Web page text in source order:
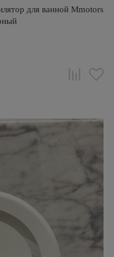
для ванной Mmotors